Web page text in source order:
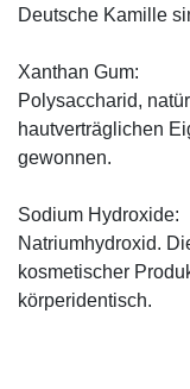
Deutsche Kamille
Xanthan Gum:
Polysaccharid,
hautverträglichen
gewonnen.
Sodium Hydroxide:
Natriumhydroxid.
kosmetischer
körperidentisch.